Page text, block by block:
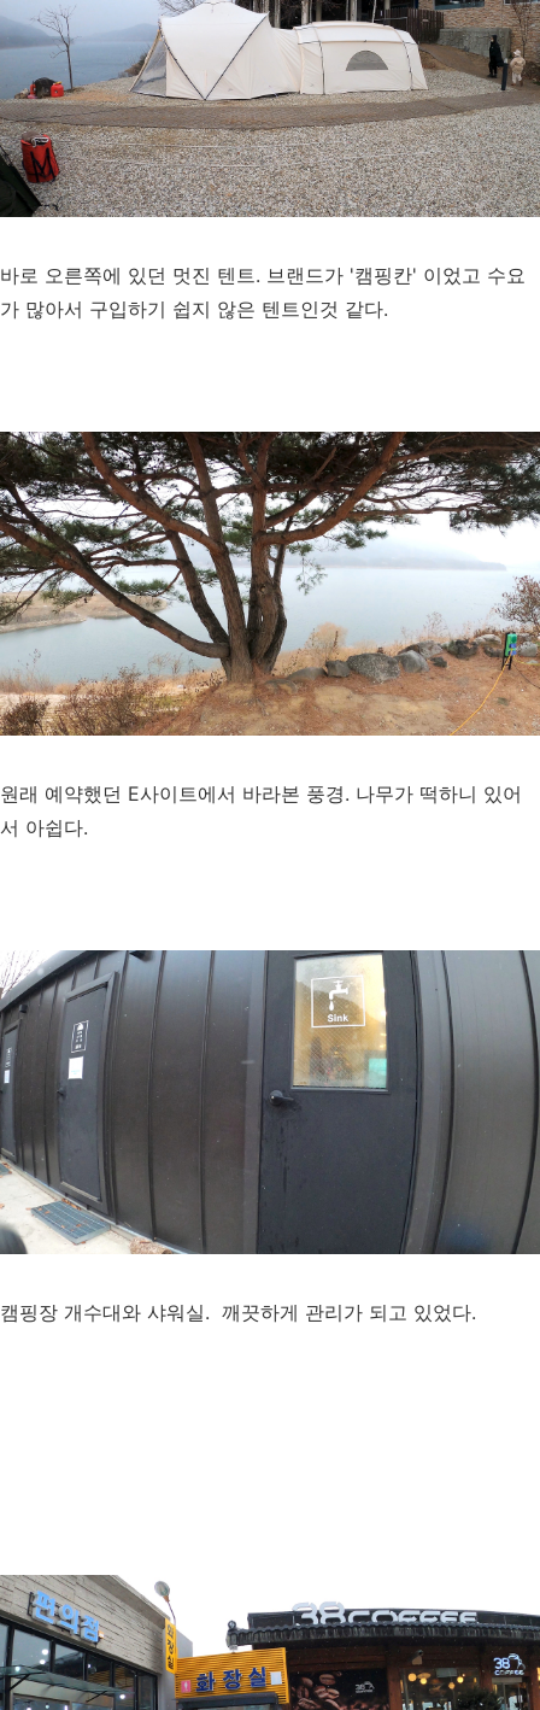
바로 오른쪽에 있던 멋진 텐트. 브랜드가 '캠핑칸' 이었고 수요
가 많아서 구입하기 쉽지 않은 텐트인것 같다.
원래 예약했던 E사이트에서 바라본 풍경. 나무가 떡하니 있어
서 아쉽다.
캠핑장 개수대와 샤워실. 깨끗하게 관리가 되고 있었다.